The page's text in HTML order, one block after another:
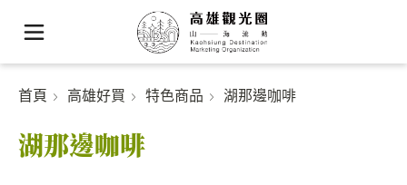
首頁 高雄好買 特色商品 湖那邊咖啡
湖那邊咖啡